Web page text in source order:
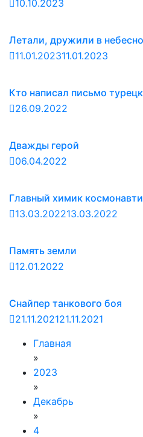
10.10.2023
Летали, дружили в
11.01.202311.01.2023
Кто написал письмо
26.09.2022
Дважды герой
06.04.2022
Главный химик
13.03.202213.03.2022
Память земли
12.01.2022
Снайпер танкового боя
21.11.202121.11.2021
Главная
»
2023
»
Декабрь
»
4